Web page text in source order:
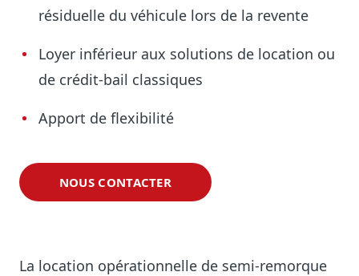
résiduelle du véhicule lors de la revente
Loyer inférieur aux solutions de location ou
de crédit-bail classiques
Apport de flexibilité
NOUS CONTACTER
La location opérationnelle de semi-remorque